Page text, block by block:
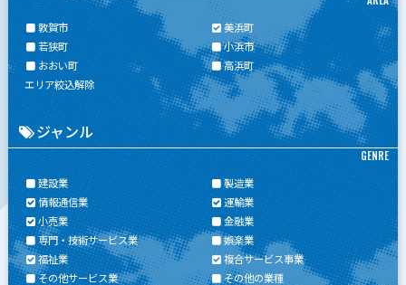
敦賀市
美浜町
若狭町
小浜市
おおい町
高浜町
エリア絞込解除
ジャンル
GENRE
建設業
製造業
情報通信業
運輸業
小売業
金融業
専門・技術サービス業
娯楽業
福祉業
複合サービス事業
その他サービス業
その他の業種